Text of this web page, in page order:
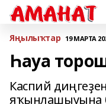
Яңылыҡтар 19 МАРТА
Һауа
Каспий
яҡынлашыуына